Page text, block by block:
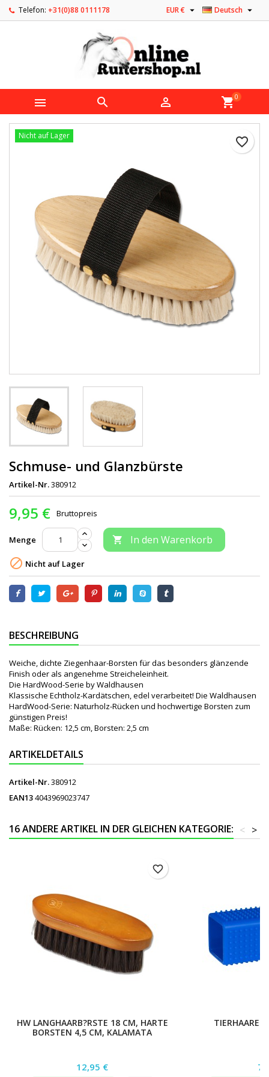
Telefon: +31(0)88 0111178 Deutsch 
EUR € 
   shopping_cart0
favorite_border
Nicht auf Lager
Schmuse- und Glanzbürste
Artikel-Nr.380912
9,95 € Bruttopreis
Menge  In den Warenkorb
 Nicht auf Lager
BESCHREIBUNG
Weiche, dichte Ziegenhaar-Borsten für das besonders glänzende
Finish oder als angenehme Streicheleinheit.
Die HardWood-Serie by Waldhausen
Klassische Echtholz-Kardätschen, edel verarbeitet! Die Waldhausen
HardWood-Serie: Naturholz-Rücken und hochwertige Borsten zum
günstigen Preis!
Maße: Rücken: 12,5 cm, Borsten: 2,5 cm
ARTIKELDETAILS
Artikel-Nr.380912
EAN134043969023747
16 ANDERE ARTIKEL IN DER GLEICHEN KATEGORIE: >
<
HW LANGHAARB?RSTE 18 CM, HARTE
BORSTEN 4,5 CM, KALAMATA
Preis
12,95 €
favorite_border